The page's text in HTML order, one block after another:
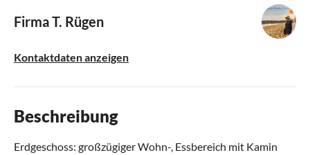
Firma T. Rügen
Kontaktdaten anzeigen
Beschreibung
Erdgeschoss: großzügiger Wohn-, Essbereich mit Kamin